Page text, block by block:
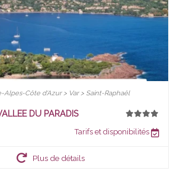
Alpes-Côte d'Azur > Var > Saint-Raphaël
DU PARADIS
Tarifs et disponibilités
Plus de détails